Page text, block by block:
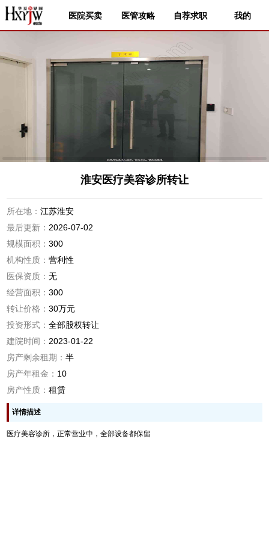
医院买卖 医管攻略 自荐求职 我的
淮安医疗美容诊所转让
所在地：江苏淮安
最后更新： 2026-07-02
规模面积：300
机构性质：营利性
医保资质：无
经营面积：300
转让价格：30万元
投资形式：全部股权转让
建院时间： 2023-01-22
房产剩余租期：半
房产年租金： 10
房产性质：租赁
详情描述
医疗美容诊所，正常营业中，全部设备都保留